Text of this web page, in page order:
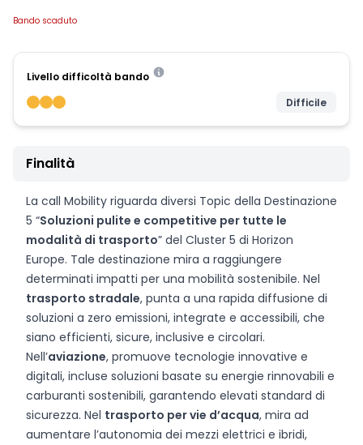
Bando scaduto
Livello difficoltà bando
Difficile
Finalità
La call Mobility riguarda diversi Topic della Destinazione
5 “Soluzioni pulite e competitive per tutte le
modalità di trasporto” del Cluster 5 di Horizon
Europe. Tale destinazione mira a raggiungere
determinati impatti per una mobilità sostenibile. Nel
trasporto stradale, punta a una rapida diffusione di
soluzioni a zero emissioni, integrate e accessibili, che
siano efficienti, sicure, inclusive e circolari.
Nell’aviazione, promuove tecnologie innovative e
digitali, incluse soluzioni basate su energie rinnovabili e
carburanti sostenibili, garantendo elevati standard di
sicurezza. Nel trasporto per vie d’acqua, mira ad
aumentare l’autonomia dei mezzi elettrici e ibridi,